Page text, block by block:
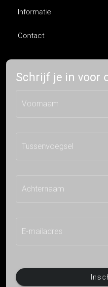
Informatie
Contact
Schrijf je in voor
Voornaam
Tussenvoegsel
Achternaam
E-mailadres